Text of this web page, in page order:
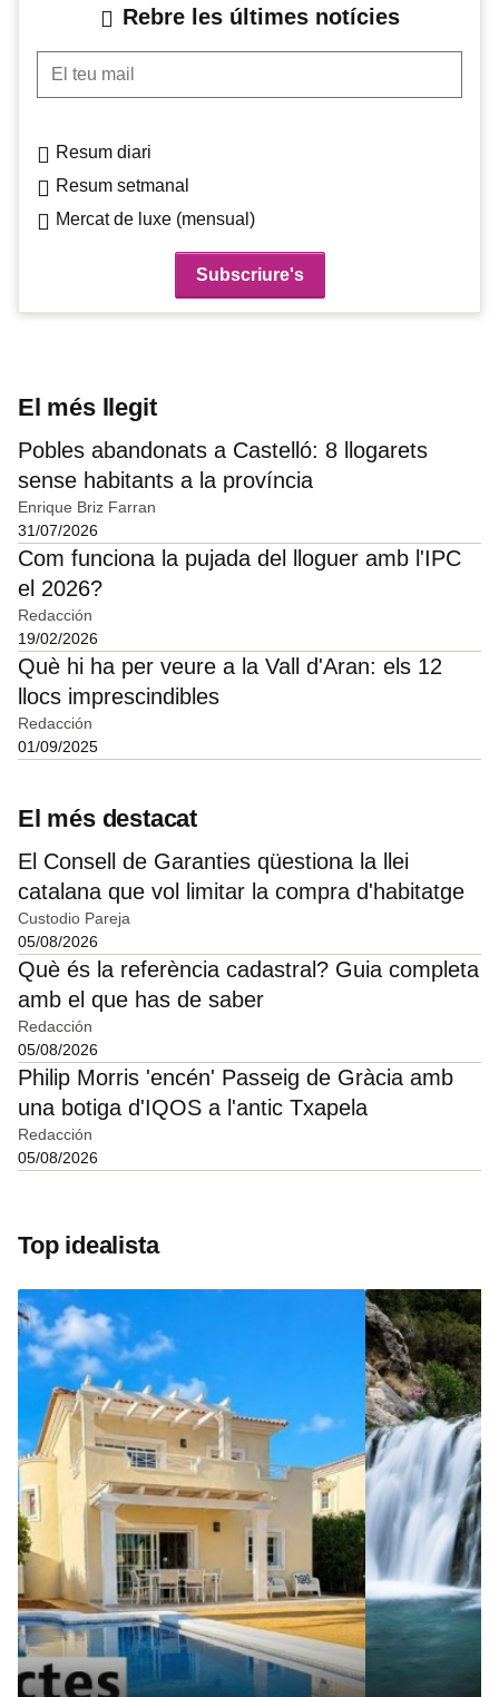
Rebre les últimes notícies
El teu mail
Resum diari
Resum setmanal
Mercat de luxe (mensual)
El més llegit
Pobles abandonats a Castelló: 8 llogarets
sense habitants a la província
Enrique Briz Farran
31/07/2026
Com funciona la pujada del lloguer amb l'IPC
el 2026?
Redacción
19/02/2026
Què hi ha per veure a la Vall d'Aran: els 12
llocs imprescindibles
Redacción
01/09/2025
El més destacat
El Consell de Garanties qüestiona la llei
catalana que vol limitar la compra d'habitatge
Custodio Pareja
05/08/2026
Què és la referència cadastral? Guia completa
amb el que has de saber
Redacción
05/08/2026
Philip Morris 'encén' Passeig de Gràcia amb
una botiga d'IQOS a l'antic Txapela
Redacción
05/08/2026
Top idealista